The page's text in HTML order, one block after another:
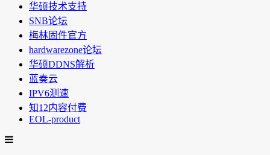
华硕技术支持
SNB论坛
梅林固件官方
hardwarezone论坛
华硕DDNS解析
蓝奏云
IPV6测速
知12内容付费
EOL-product